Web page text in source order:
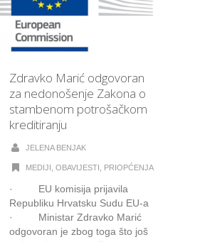
Zdravko Marić odgovoran
za nedonošenje Zakona o
stambenom potrošačkom
kreditiranju
JELENA BENJAK
MEDIJI OBAVIJESTI PRIOPĆENJA
· EU komisija prijavila
Republiku Hrvatsku Sudu EU-a
· Ministar Zdravko Marić
odgovoran je zbog toga što još